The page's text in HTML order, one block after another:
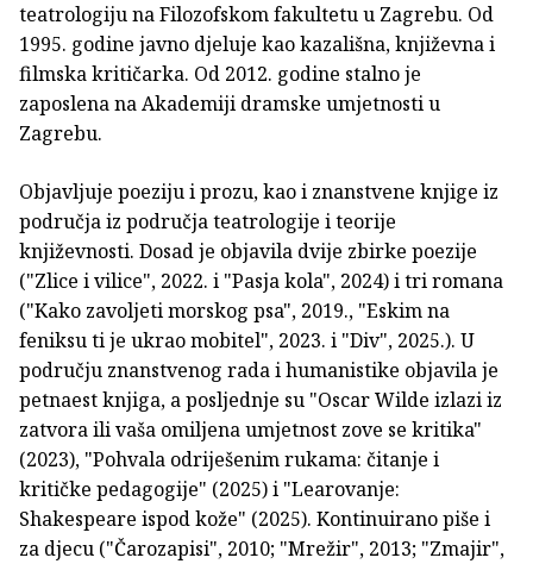
teatrologiju na Filozofskom fakultetu u Zagrebu. Od
1995. godine javno djeluje kao kazališna, književna i
filmska kritičarka. Od 2012. godine stalno je
zaposlena na Akademiji dramske umjetnosti u
Zagrebu.
Objavljuje poeziju i prozu, kao i znanstvene knjige iz
područja iz područja teatrologije i teorije
književnosti. Dosad je objavila dvije zbirke poezije
("Zlice i vilice", 2022. i "Pasja kola", 2024) i tri romana
("Kako zavoljeti morskog psa", 2019., "Eskim na
feniksu ti je ukrao mobitel", 2023. i "Div", 2025.). U
području znanstvenog rada i humanistike objavila je
petnaest knjiga, a posljednje su "Oscar Wilde izlazi iz
zatvora ili vaša omiljena umjetnost zove se kritika"
(2023), "Pohvala odriješenim rukama: čitanje i
kritičke pedagogije" (2025) i "Learovanje:
Shakespeare ispod kože" (2025). Kontinuirano piše i
za djecu ("Čarozapisi", 2010; "Mrežir", 2013; "Zmajir",